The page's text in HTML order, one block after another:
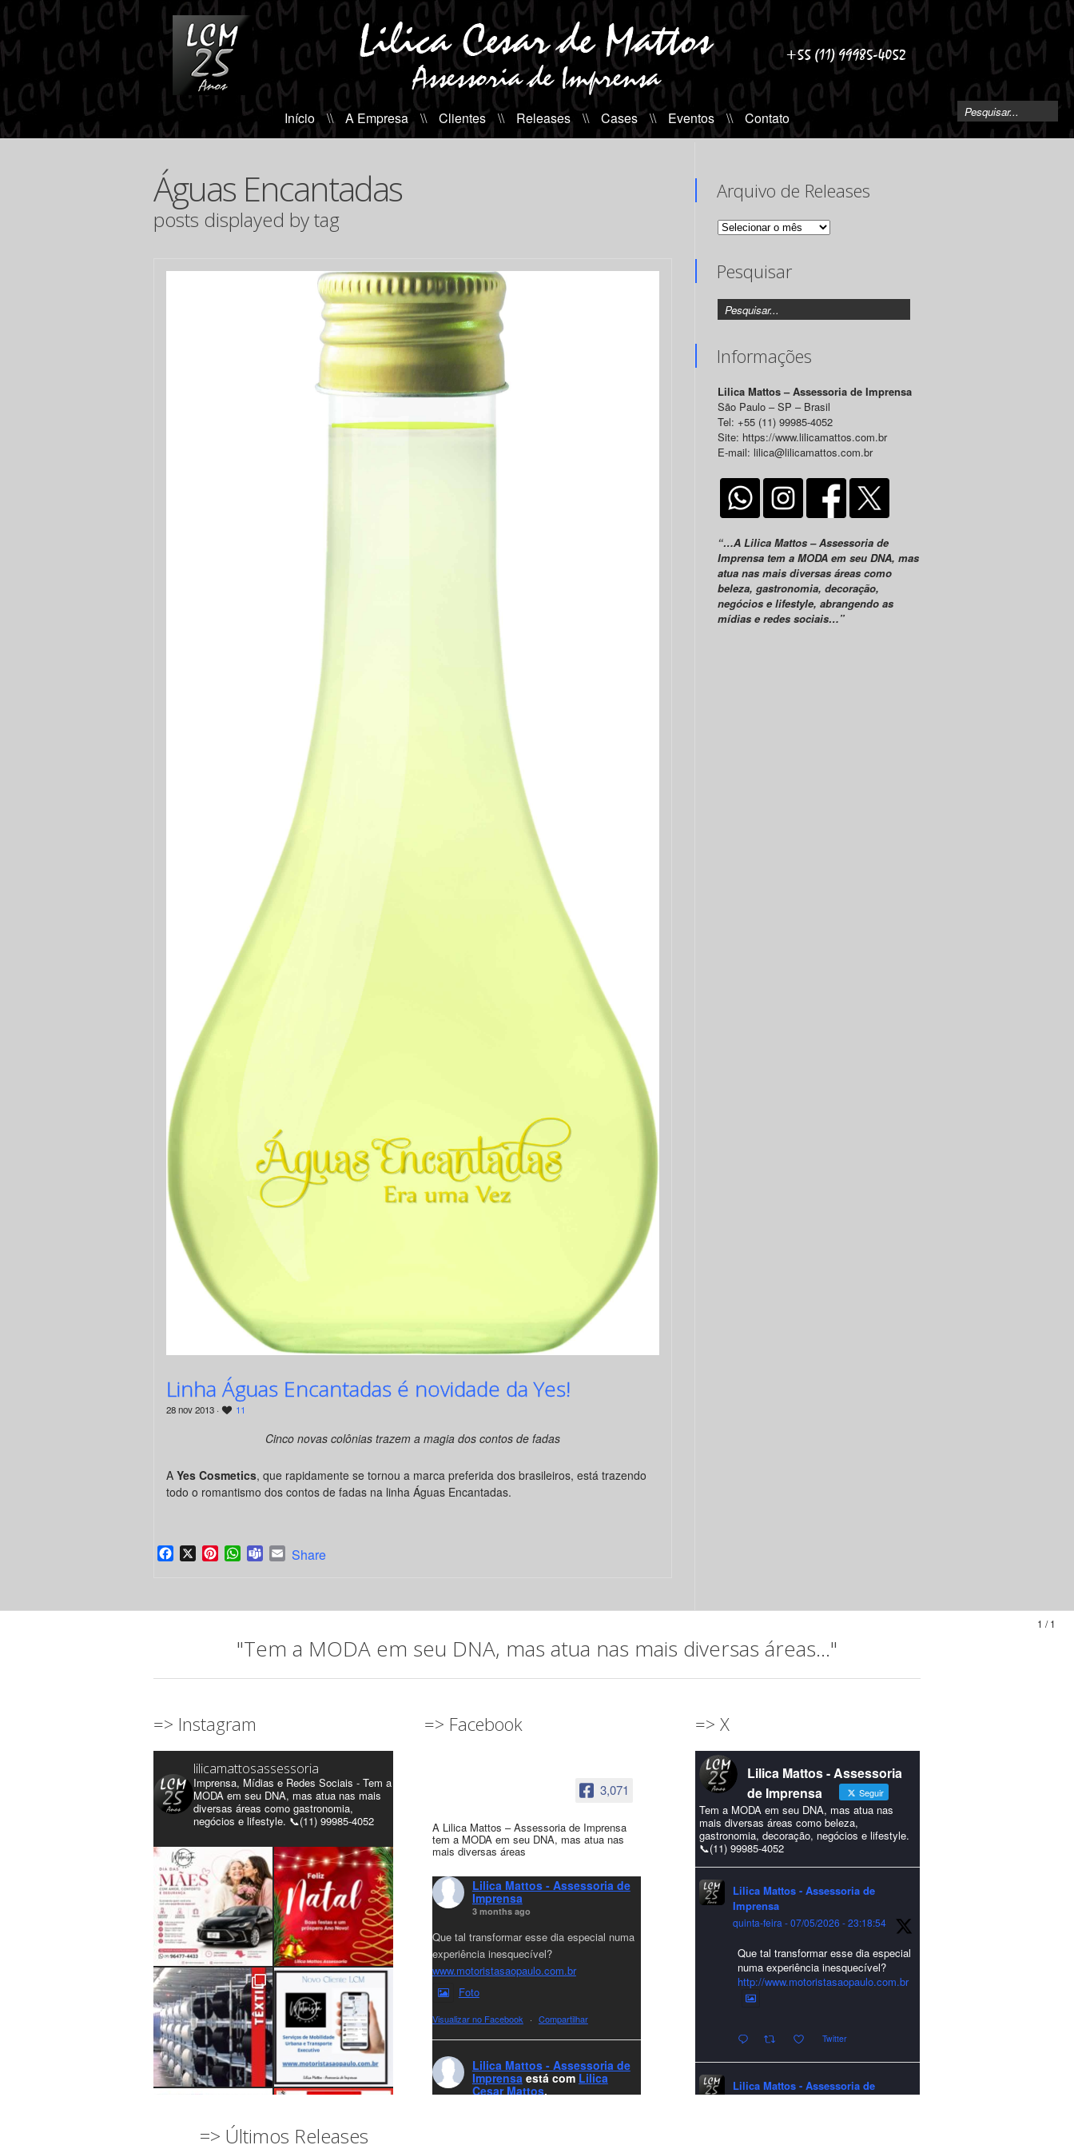
Início \\ A Empresa \\ Clientes \\ Releases \\ Cases \\ Eventos \\ Contato
Águas Encantadas
posts displayed by tag
Linha Águas Encantadas é novidade da Yes!
28 nov 2013 · 11
Cinco novas colônias trazem a magia dos contos de fadas
A Yes Cosmetics, que rapidamente se tornou a marca preferida dos brasileiros, está trazendo
todo o romantismo dos contos de fadas na linha Águas Encantadas.
Facebook
X PinterestWhatsApp
TeamsEmail
Share
Arquivo de Releases
Arquivo
Pesquisar
Informações
Lilica Mattos – Assessoria de Imprensa
São Paulo – SP – Brasil
Tel: +55 (11) 99985-4052
Site: https://www.lilicamattos.com.br
E-mail: lilica@lilicamattos.com.br
“…A Lilica Mattos – Assessoria de
Imprensa tem a MODA em seu DNA, mas
atua nas mais diversas áreas como
beleza, gastronomia, decoração,
negócios e lifestyle, abrangendo as
mídias e redes sociais…”
1 / 1
"Tem a MODA em seu DNA, mas atua nas mais diversas áreas..."
=> Instagram
lilicamattosassessoria
Imprensa, Mídias e Redes Sociais - Tem a
MODA em seu DNA, mas atua nas mais
diversas áreas como gastronomia,
negócios e lifestyle. 📞(11) 99985-4052
=> Facebook
3,071
A Lilica Mattos – Assessoria de Imprensa
tem a MODA em seu DNA, mas atua nas
mais diversas áreas
Lilica Mattos - Assessoria de
Imprensa
3 months ago
Que tal transformar esse dia especial numa
experiência inesquecível?
www.motoristasaopaulo.com.br
Foto
Visualizar no Facebook · Compartilhar
Lilica Mattos - Assessoria de
Imprensa está com Lilica
Cesar Mattos.
=> X
Lilica Mattos - Assessoria
de Imprensa
Seguir
Tem a MODA em seu DNA, mas atua nas
mais diversas áreas como beleza,
gastronomia, decoração, negócios e lifestyle.
📞(11) 99985-4052
Lilica Mattos - Assessoria de
Imprensa
quinta-feira - 07/05/2026 - 23:18:54
Que tal transformar esse dia especial
numa experiência inesquecível?
http://www.motoristasaopaulo.com.br
Twitter
Lilica Mattos - Assessoria de
=> Últimos Releases